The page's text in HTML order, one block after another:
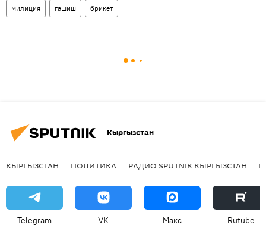
милиция гашиш брикет
Кыргызстан
КЫРГЫЗСТАН ПОЛИТИКА РАДИО SPUTNIK КЫРГЫЗСТАН
Telegram VK Макс Rutube